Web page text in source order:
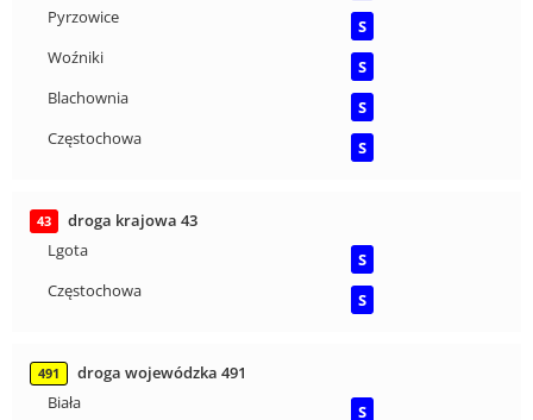
Pyrzowice
S
Woźniki
S
Blachownia
S
Częstochowa
S
43
droga krajowa 43
Lgota
S
Częstochowa
S
491
droga wojewódzka 491
Biała
S